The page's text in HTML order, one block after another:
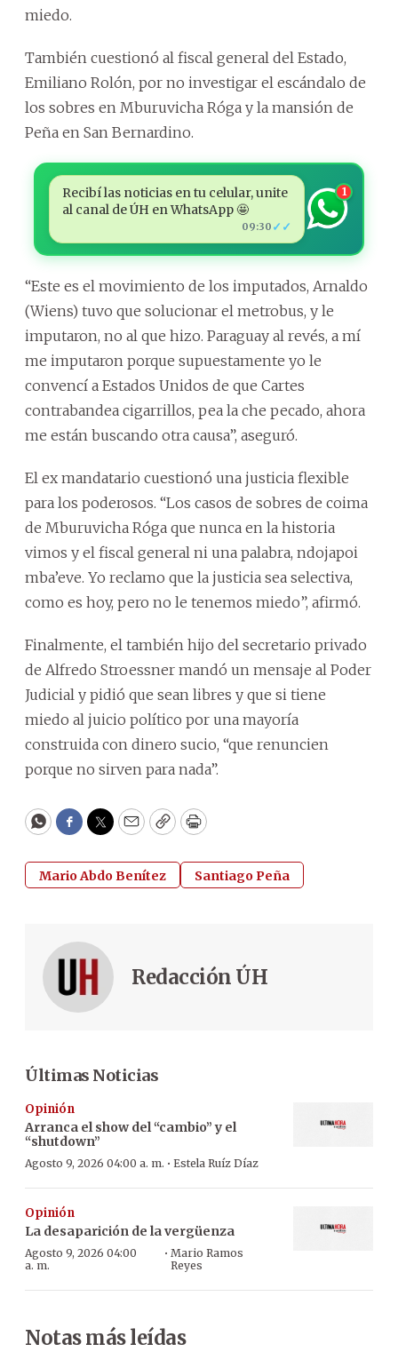
miedo.
También cuestionó al fiscal general del Estado,
Emiliano Rolón, por no investigar el escándalo de
los sobres en Mburuvicha Róga y la mansión de
Peña en San Bernardino.
Recibí las noticias en tu celular, unite
al canal de ÚH en WhatsApp 🤩
09:30 ✓✓
1
“Este es el movimiento de los imputados, Arnaldo
(Wiens) tuvo que solucionar el metrobus, y le
imputaron, no al que hizo. Paraguay al revés, a mí
me imputaron porque supuestamente yo le
convencí a Estados Unidos de que Cartes
contrabandea cigarrillos, pea la che pecado, ahora
me están buscando otra causa”, aseguró.
El ex mandatario cuestionó una justicia flexible
para los poderosos. “Los casos de sobres de coima
de Mburuvicha Róga que nunca en la historia
vimos y el fiscal general ni una palabra, ndojapoi
mba’eve. Yo reclamo que la justicia sea selectiva,
como es hoy, pero no le tenemos miedo”, afirmó.
Finalmente, el también hijo del secretario privado
de Alfredo Stroessner mandó un mensaje al Poder
Judicial y pidió que sean libres y que si tiene
miedo al juicio político por una mayoría
construida con dinero sucio, “que renuncien
porque no sirven para nada”.
WhatsApp
Facebook
Twitter
EmailCopyPrint
Mario Abdo Benítez Santiago Peña
Redacción ÚH
Últimas Noticias
Opinión
Arranca el show del “cambio” y el
“shutdown”
Agosto 9, 2026 04:00 a. m. · Estela Ruíz Díaz
Opinión
La desaparición de la vergüenza
Agosto 9, 2026 04:00
a. m.
· Mario Ramos
Reyes
Notas más leídas